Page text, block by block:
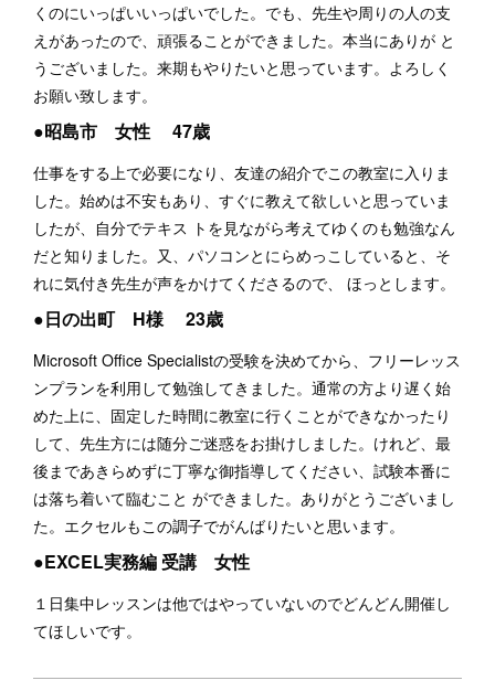
くのにいっぱいいっぱいでした。でも、先生や周りの人の支
えがあったので、頑張ることができました。本当にありが と
うございました。来期もやりたいと思っています。よろしく
お願い致します。
●昭島市 女性 47歳
仕事をする上で必要になり、友達の紹介でこの教室に入りま
した。始めは不安もあり、すぐに教えて欲しいと思っていま
したが、自分でテキス トを見ながら考えてゆくのも勉強なん
だと知りました。又、パソコンとにらめっこしていると、そ
れに気付き先生が声をかけてくださるので、 ほっとします。
●日の出町 H様 23歳
Microsoft Office Specialistの受験を決めてから、フリーレッス
ンプランを利用して勉強してきました。通常の方より遅く始
めた上に、固定した時間に教室に行くことができなかったり
して、先生方には随分ご迷惑をお掛けしました。けれど、最
後まであきらめずに丁寧な御指導してください、試験本番に
は落ち着いて臨むこと ができました。ありがとうございまし
た。エクセルもこの調子でがんばりたいと思います。
●EXCEL実務編 受講 女性
１日集中レッスンは他ではやっていないのでどんどん開催し
てほしいです。